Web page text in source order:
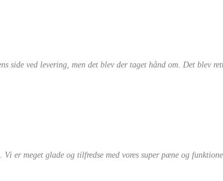
side ved levering, men det blev der taget hånd om. Det blev
er meget glade og tilfredse med vores super pæne og